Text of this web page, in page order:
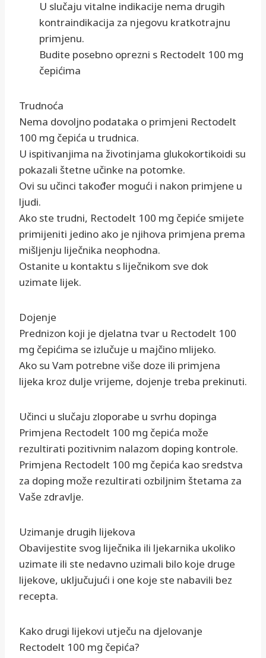
U slučaju vitalne indikacije nema drugih
kontraindikacija za njegovu kratkotrajnu
primjenu.
Budite posebno oprezni s Rectodelt 100 mg
čepićima
Trudnoća
Nema dovoljno podataka o primjeni Rectodelt
100 mg čepića u trudnica.
U ispitivanjima na životinjama glukokortikoidi su
pokazali štetne učinke na potomke.
Ovi su učinci također mogući i nakon primjene u
ljudi.
Ako ste trudni, Rectodelt 100 mg čepiće smijete
primijeniti jedino ako je njihova primjena prema
mišljenju liječnika neophodna.
Ostanite u kontaktu s liječnikom sve dok
uzimate lijek.
Dojenje
Prednizon koji je djelatna tvar u Rectodelt 100
mg čepićima se izlučuje u majčino mlijeko.
Ako su Vam potrebne više doze ili primjena
lijeka kroz dulje vrijeme, dojenje treba prekinuti.
Učinci u slučaju zloporabe u svrhu dopinga
Primjena Rectodelt 100 mg čepića može
rezultirati pozitivnim nalazom doping kontrole.
Primjena Rectodelt 100 mg čepića kao sredstva
za doping može rezultirati ozbiljnim štetama za
Vaše zdravlje.
Uzimanje drugih lijekova
Obavijestite svog liječnika ili ljekarnika ukoliko
uzimate ili ste nedavno uzimali bilo koje druge
lijekove, uključujući i one koje ste nabavili bez
recepta.
Kako drugi lijekovi utječu na djelovanje
Rectodelt 100 mg čepića?